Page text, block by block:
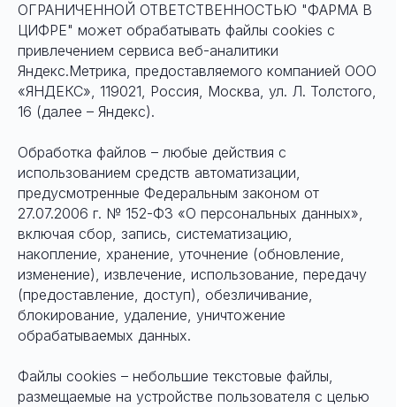
ОГРАНИЧЕННОЙ ОТВЕТСТВЕННОСТЬЮ "ФАРМА В
ЦИФРЕ" может обрабатывать файлы cookies с
привлечением сервиса веб-аналитики
Яндекс.Метрика, предоставляемого компанией ООО
«ЯНДЕКС», 119021, Россия, Москва, ул. Л. Толстого,
16 (далее – Яндекс).
Обработка файлов – любые действия с
использованием средств автоматизации,
предусмотренные Федеральным законом от
27.07.2006 г. № 152-ФЗ «О персональных данных»,
включая сбор, запись, систематизацию,
накопление, хранение, уточнение (обновление,
изменение), извлечение, использование, передачу
(предоставление, доступ), обезличивание,
блокирование, удаление, уничтожение
обрабатываемых данных.
Файлы cookies – небольшие текстовые файлы,
размещаемые на устройстве пользователя с целью